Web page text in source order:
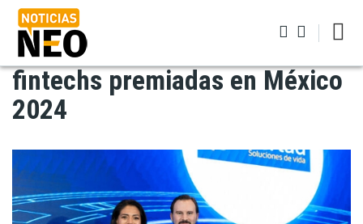
Pasar
contenido
principal
Iniciar sesión
fintechs premiadas en México
2024